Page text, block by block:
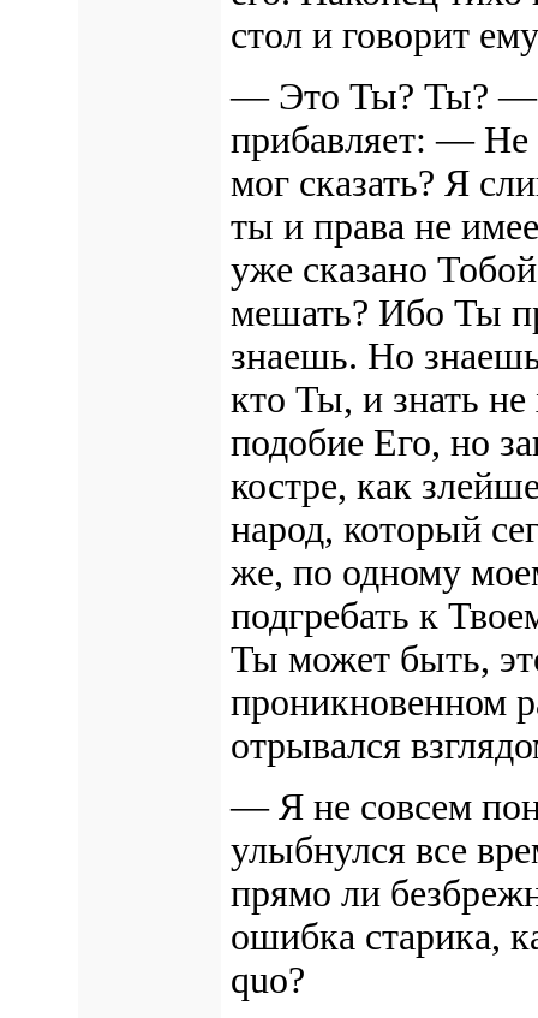
стол и говорит
— Это Ты? Ты? —
прибавляет: — Не
мог сказать? Я
ты и права не
уже сказано
мешать? Ибо Ты
знаешь. Но
кто Ты, и знать
подобие Его, но
костре, как
народ, который
же, по одному
подгребать к
Ты может быть,
проникновенном
отрывался
— Я не совсем
улыбнулся все
прямо ли
ошибка старика,
quo?